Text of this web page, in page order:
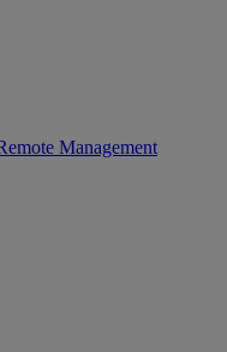
Management